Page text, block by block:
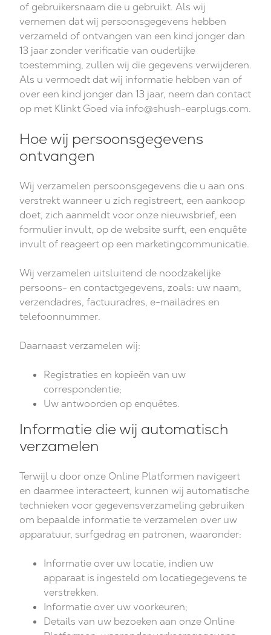
of gebruikersnaam die u gebruikt. Als wij
vernemen dat wij persoonsgegevens hebben
verzameld of ontvangen van een kind jonger dan
13 jaar zonder verificatie van ouderlijke
toestemming, zullen wij die gegevens verwijderen.
Als u vermoedt dat wij informatie hebben van of
over een kind jonger dan 13 jaar, neem dan contact
op met Klinkt Goed via info@shush-earplugs.com.
Hoe wij persoonsgegevens
ontvangen
Wij verzamelen persoonsgegevens die u aan ons
verstrekt wanneer u zich registreert, een aankoop
doet, zich aanmeldt voor onze nieuwsbrief, een
formulier invult, op de website surft, een enquête
invult of reageert op een marketingcommunicatie.
Wij verzamelen uitsluitend de noodzakelijke
persoons- en contactgegevens, zoals: uw naam,
verzendadres, factuuradres, e-mailadres en
telefoonnummer.
Daarnaast verzamelen wij:
Registraties en kopieën van uw
correspondentie;
Uw antwoorden op enquêtes.
Informatie die wij automatisch
verzamelen
Terwijl u door onze Online Platformen navigeert
en daarmee interacteert, kunnen wij automatische
technieken voor gegevensverzameling gebruiken
om bepaalde informatie te verzamelen over uw
apparatuur, surfgedrag en patronen, waaronder:
Informatie over uw locatie, indien uw
apparaat is ingesteld om locatiegegevens te
verstrekken.
Informatie over uw voorkeuren;
Details van uw bezoeken aan onze Online